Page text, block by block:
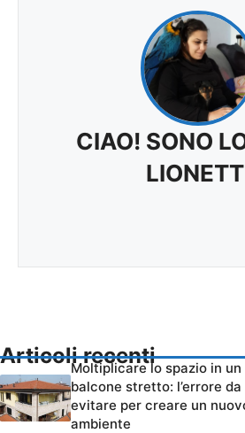
CIAO! SONO
Articoli recenti
Moltiplicare lo spazio in un
balcone stretto: l’errore da
evitare per creare un
ambiente